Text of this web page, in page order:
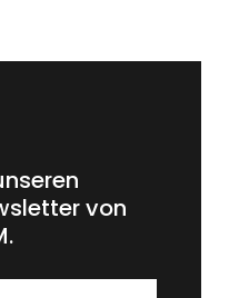
von